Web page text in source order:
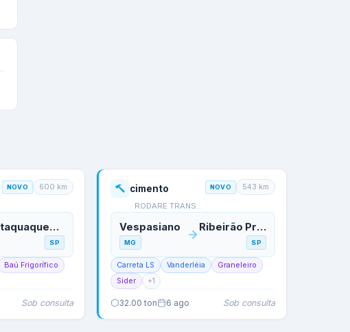
NOVO 600 km
Itaquaquecetuba
SP
Baú Frigorífico
Sob consulta
cimento
RODARE TRANSPORTES
NOVO 543 km
Vespasiano
MG
Ribeirão Preto
SP
Carreta LS Vanderléia
Graneleiro
Sider
+1
32.00 ton 6 ago Sob consulta